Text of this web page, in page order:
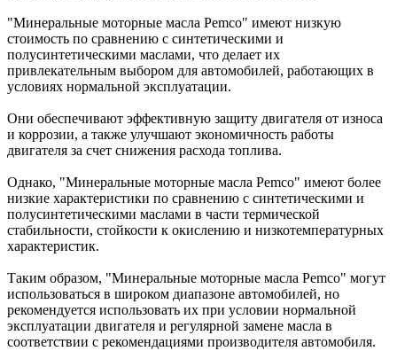
"Минеральные моторные масла Pemco" имеют низкую
стоимость по сравнению с синтетическими и
полусинтетическими маслами, что делает их
привлекательным выбором для автомобилей, работающих в
условиях нормальной эксплуатации.
Они обеспечивают эффективную защиту двигателя от износа
и коррозии, а также улучшают экономичность работы
двигателя за счет снижения расхода топлива.
Однако, "Минеральные моторные масла Pemco" имеют более
низкие характеристики по сравнению с синтетическими и
полусинтетическими маслами в части термической
стабильности, стойкости к окислению и низкотемпературных
характеристик.
Таким образом, "Минеральные моторные масла Pemco" могут
использоваться в широком диапазоне автомобилей, но
рекомендуется использовать их при условии нормальной
эксплуатации двигателя и регулярной замене масла в
соответствии с рекомендациями производителя автомобиля.